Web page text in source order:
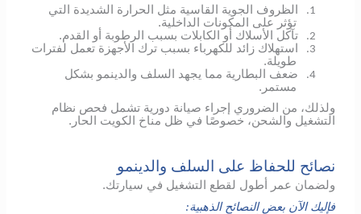
1.
الظروف الجوية القاسية مثل الحرارة الشديدة التي
تؤثر على المكونات الداخلية.
2. تآكل الأسلاك أو الكابلات بسبب الرطوبة أو القدم.
3.
استهلاك زائد للكهرباء بسبب ترك الأجهزة تعمل لفترات
طويلة.
4.
ضعف البطارية مما يجهد السلف والدينمو بشكل
مستمر.
ولذلك، من الضروري إجراء صيانة دورية تشمل فحص نظام
التشغيل والشحن، خصوصًا في ظل مناخ الكويت الحار.
نصائح للحفاظ على السلف والدينمو
ولضمان عمر أطول لقطع التشغيل في سيارتك.
فإليك الآن بعض النصائح الذهبية: